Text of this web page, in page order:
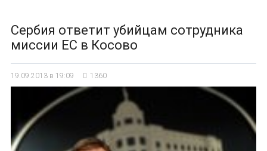
Сербия ответит убийцам сотрудника
миссии ЕС в Косово
19.09.2013 в 19:09 1360